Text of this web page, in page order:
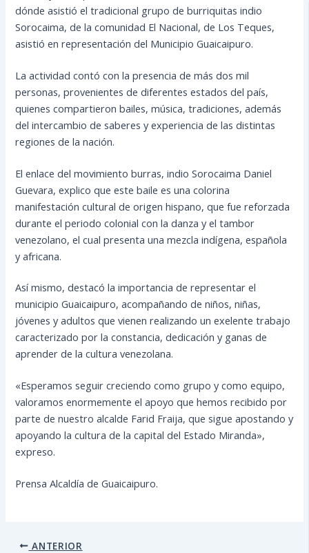
dónde asistió el tradicional grupo de burriquitas indio
Sorocaima, de la comunidad El Nacional, de Los Teques,
asistió en representación del Municipio Guaicaipuro.
La actividad contó con la presencia de más dos mil
personas, provenientes de diferentes estados del país,
quienes compartieron bailes, música, tradiciones, además
del intercambio de saberes y experiencia de las distintas
regiones de la nación.
El enlace del movimiento burras, indio Sorocaima Daniel
Guevara, explico que este baile es una colorina
manifestación cultural de origen hispano, que fue reforzada
durante el periodo colonial con la danza y el tambor
venezolano, el cual presenta una mezcla indígena, española
y africana.
Así mismo, destacó la importancia de representar el
municipio Guaicaipuro, acompañando de niños, niñas,
jóvenes y adultos que vienen realizando un exelente trabajo
caracterizado por la constancia, dedicación y ganas de
aprender de la cultura venezolana.
«Esperamos seguir creciendo como grupo y como equipo,
valoramos enormemente el apoyo que hemos recibido por
parte de nuestro alcalde Farid Fraija, que sigue apostando y
apoyando la cultura de la capital del Estado Miranda»,
expreso.
Prensa Alcaldía de Guaicaipuro.
ANTERIOR